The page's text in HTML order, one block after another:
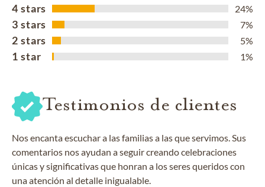
4 stars 24%
3 stars 7%
2 stars 5%
1 star 1%
Testimonios de clientes
Nos encanta escuchar a las familias a las que servimos. Sus
comentarios nos ayudan a seguir creando celebraciones
únicas y significativas que honran a los seres queridos con
una atención al detalle inigualable.